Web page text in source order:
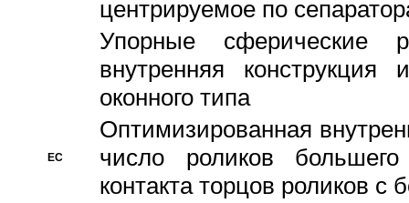
центрируемое по
Упорные сферические
внутренняя
оконного типа
EC
Oптимизированная
число роликов
контакта торцов роликов с